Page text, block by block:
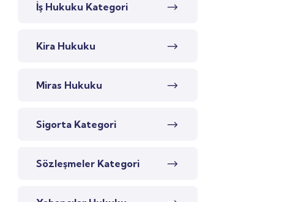
İş Hukuku Kategori
Kira Hukuku
Miras Hukuku
Sigorta Kategori
Sözleşmeler Kategori